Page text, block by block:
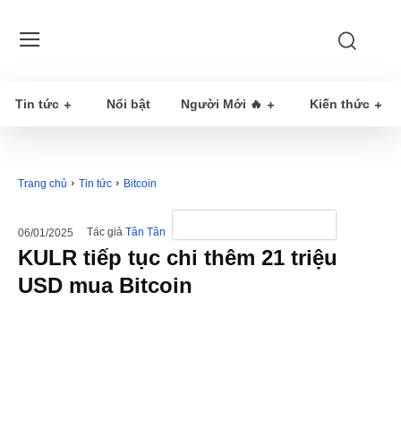
Tin tức Nổi bật Người Mới 🔥 Kiến thức
Trang chủ Tin tức Bitcoin
06/01/2025 Tác giả Tân Tân
KULR tiếp tục chi thêm 21 triệu
USD mua Bitcoin